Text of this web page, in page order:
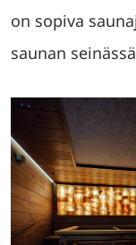
on sopiva
saunan